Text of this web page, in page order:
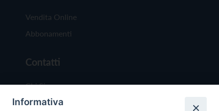
Vendita Online
Abbonamenti
Contatti
Chi Siamo
Redazione
Informativa